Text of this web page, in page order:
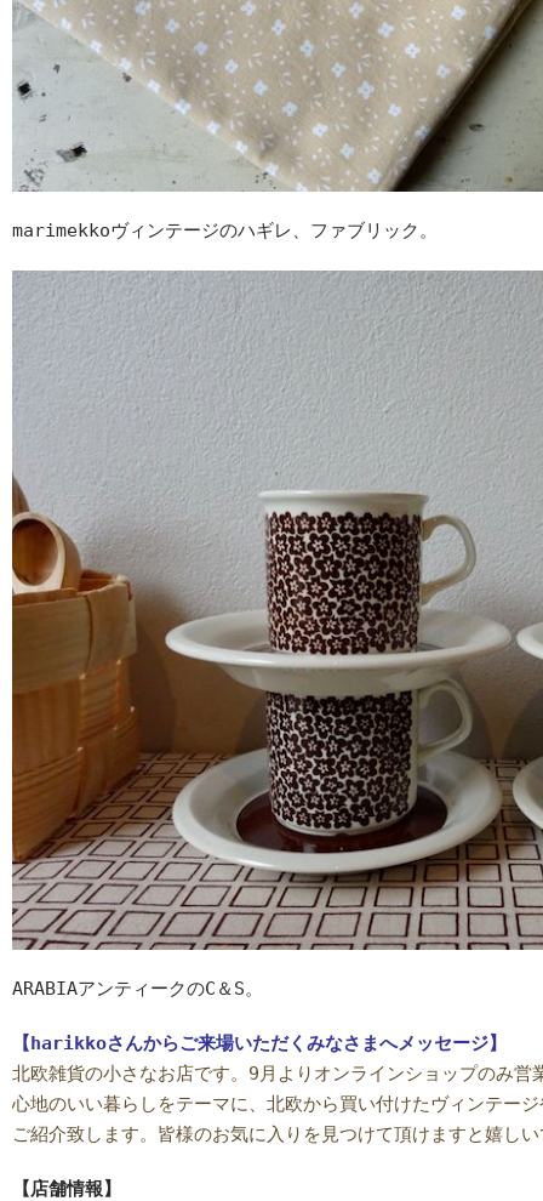
marimekkoヴィンテージのハギレ、ファブリック。
ARABIAアンティークのC＆S。
【harikkoさんからご来場いただくみなさまへメッセージ】
北欧雑貨の小さなお店です。9月よりオンラインショップのみ営
心地のいい暮らしをテーマに、北欧から買い付けたヴィンテー
ご紹介致します。皆様のお気に入りを見つけて頂けますと嬉し
【店舗情報】